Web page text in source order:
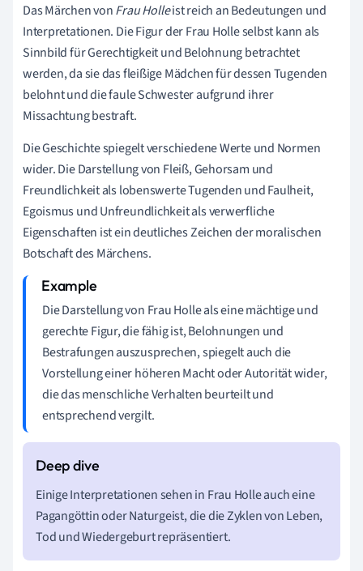
Das Märchen vonFrau Holleist reich an Bedeutungen und
Interpretationen. Die Figur der Frau Holle selbst kann als
Sinnbild für Gerechtigkeit und Belohnung betrachtet
werden, da sie das fleißige Mädchen für dessen Tugenden
belohnt und die faule Schwester aufgrund ihrer
Missachtung bestraft.
Die Geschichte spiegelt verschiedene Werte und Normen
wider. Die Darstellung von Fleiß, Gehorsam und
Freundlichkeit als lobenswerte Tugenden und Faulheit,
Egoismus und Unfreundlichkeit als verwerfliche
Eigenschaften ist ein deutliches Zeichen der moralischen
Botschaft des Märchens.
Die Darstellung von Frau Holle als eine mächtige und
gerechte Figur, die fähig ist, Belohnungen und
Bestrafungen auszusprechen, spiegelt auch die
Vorstellung einer höheren Macht oder Autorität wider,
die das menschliche Verhalten beurteilt und
entsprechend vergilt.
Einige Interpretationen sehen in Frau Holle auch eine
Pagangöttin oder Naturgeist, die die Zyklen von Leben,
Tod und Wiedergeburt repräsentiert.